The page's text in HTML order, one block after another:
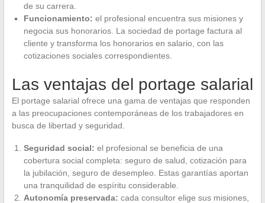
de su carrera.
Funcionamiento: el profesional encuentra sus misiones y
negocia sus honorarios. La sociedad de portage factura al
cliente y transforma los honorarios en salario, con las
cotizaciones sociales correspondientes.
Las ventajas del portage salarial
El portage salarial ofrece una gama de ventajas que responden
a las preocupaciones contemporáneas de los trabajadores en
busca de libertad y seguridad.
Seguridad social: el profesional se beneficia de una
cobertura social completa: seguro de salud, cotización para
la jubilación, seguro de desempleo. Estas garantías aportan
una tranquilidad de espíritu considerable.
Autonomía preservada: cada consultor elige sus misiones,